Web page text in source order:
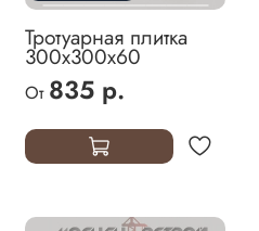
Тротуарная плитка
300х300х60
От 835 р.